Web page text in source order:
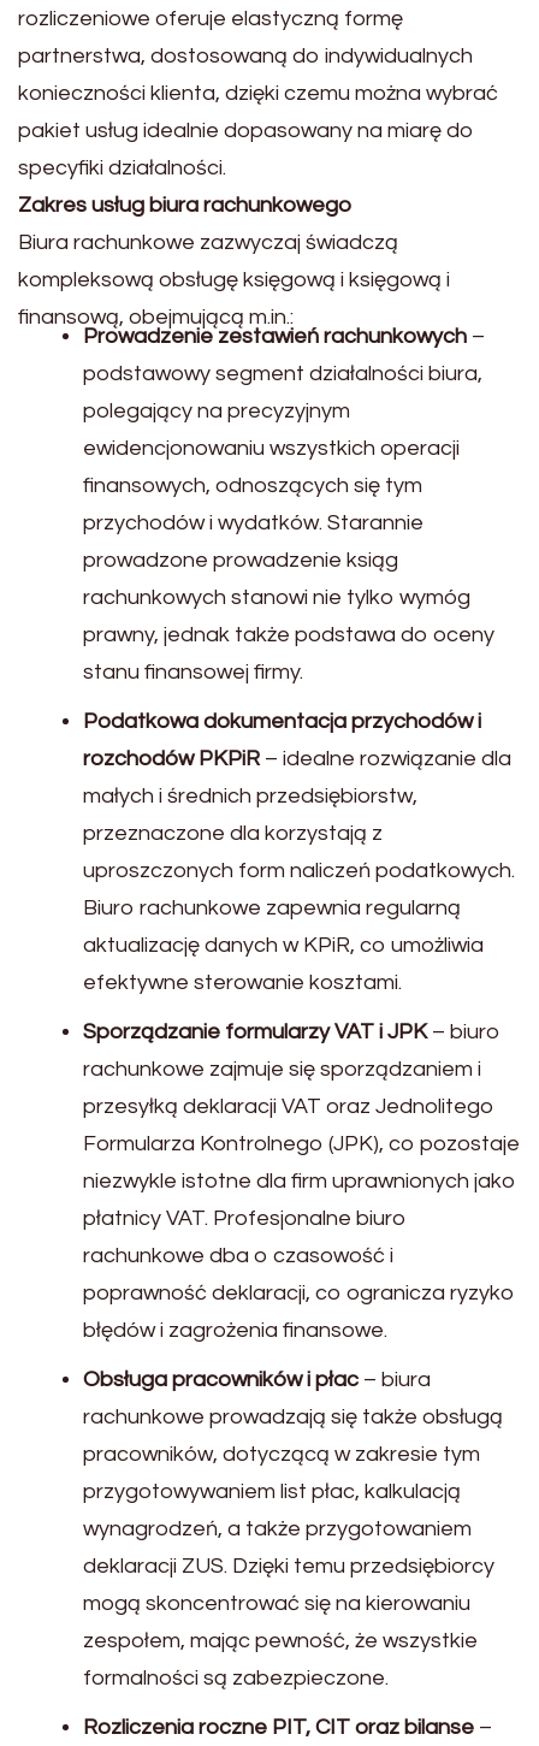
rozliczeniowe oferuje elastyczną formę
partnerstwa, dostosowaną do indywidualnych
konieczności klienta, dzięki czemu można wybrać
pakiet usług idealnie dopasowany na miarę do
specyfiki działalności.
Zakres usług biura rachunkowego
Biura rachunkowe zazwyczaj świadczą
kompleksową obsługę księgową i księgową i
finansową, obejmującą m.in.:
Prowadzenie zestawień rachunkowych –
podstawowy segment działalności biura,
polegający na precyzyjnym
ewidencjonowaniu wszystkich operacji
finansowych, odnoszących się tym
przychodów i wydatków. Starannie
prowadzone prowadzenie ksiąg
rachunkowych stanowi nie tylko wymóg
prawny, jednak także podstawa do oceny
stanu finansowej firmy.
Podatkowa dokumentacja przychodów i
rozchodów PKPiR– idealne rozwiązanie dla
małych i średnich przedsiębiorstw,
przeznaczone dla korzystają z
uproszczonych form naliczeń podatkowych.
Biuro rachunkowe zapewnia regularną
aktualizację danych w KPiR, co umożliwia
efektywne sterowanie kosztami.
Sporządzanie formularzy VAT i JPK– biuro
rachunkowe zajmuje się sporządzaniem i
przesyłką deklaracji VAT oraz Jednolitego
Formularza Kontrolnego (JPK), co pozostaje
niezwykle istotne dla firm uprawnionych jako
płatnicy VAT. Profesjonalne biuro
rachunkowe dba o czasowość i
poprawność deklaracji, co ogranicza ryzyko
błędów i zagrożenia finansowe.
Obsługa pracowników i płac – biura
rachunkowe prowadzają się także obsługą
pracowników, dotyczącą w zakresie tym
przygotowywaniem list płac, kalkulacją
wynagrodzeń, a także przygotowaniem
deklaracji ZUS. Dzięki temu przedsiębiorcy
mogą skoncentrować się na kierowaniu
zespołem, mając pewność, że wszystkie
formalności są zabezpieczone.
Rozliczenia roczne PIT, CIT oraz bilanse –